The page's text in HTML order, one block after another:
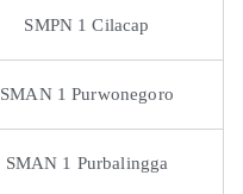
SMPN 1 Cilacap
SMAN 1 Purwonegoro
SMAN 1 Purbalingga